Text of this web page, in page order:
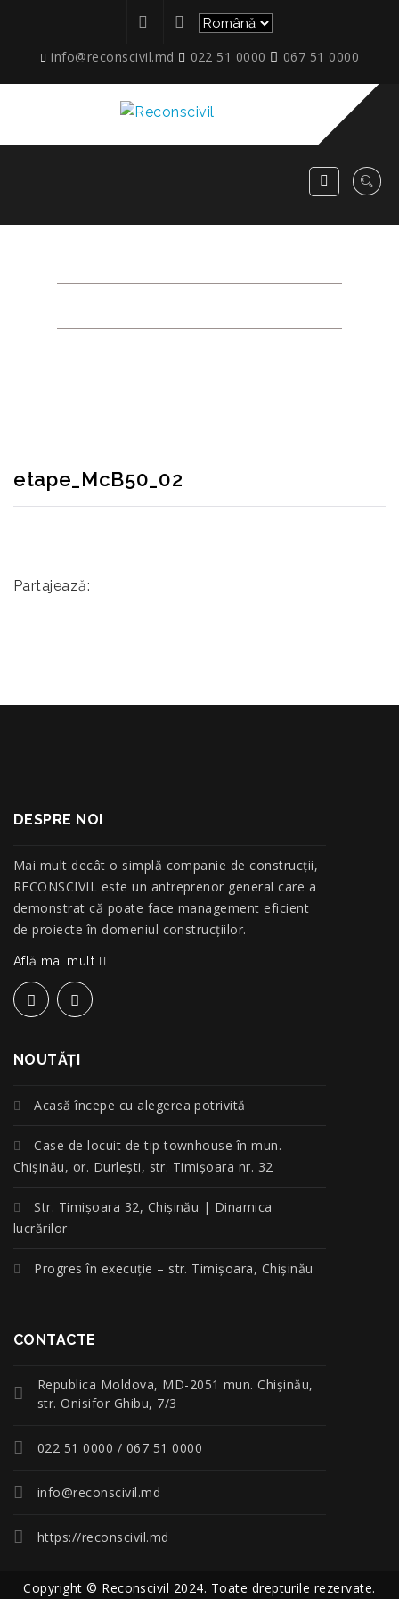
info@reconscivil.md 022 51 0000 067 51 0000
etape_McB50_02
Partajează:
DESPRE NOI
Mai mult decât o simplă companie de construcţii,
RECONSCIVIL este un antreprenor general care a
demonstrat că poate face management eficient
de proiecte în domeniul construcțiilor.
Află mai mult
NOUTĂŢI
Acasă începe cu alegerea potrivită
Case de locuit de tip townhouse în mun.
Chișinău, or. Durlești, str. Timișoara nr. 32
Str. Timișoara 32, Chișinău | Dinamica
lucrărilor
Progres în execuție – str. Timișoara, Chișinău
CONTACTE
Republica Moldova, MD-2051 mun. Chişinău,
str. Onisifor Ghibu, 7/3
022 51 0000 / 067 51 0000
info@reconscivil.md
https://reconscivil.md
Copyright © Reconscivil 2024. Toate drepturile rezervate.